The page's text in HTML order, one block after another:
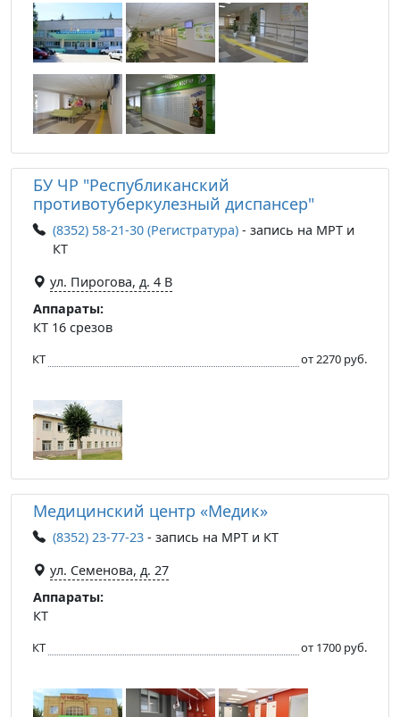
БУ ЧР "Республиканский
противотуберкулезный диспансер"
(8352) 58-21-30 (Регистратура) - запись на МРТ и
КТ
ул. Пирогова, д. 4 В
Аппараты:
КТ 16 срезов
КТ от 2270 руб.
Медицинский центр «Медик»
(8352) 23-77-23 - запись на МРТ и КТ
ул. Семенова, д. 27
Аппараты:
КТ
КТ от 1700 руб.